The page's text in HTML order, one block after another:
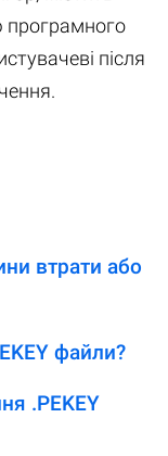
програмного
після
втрати або
файли?
.PEKEY